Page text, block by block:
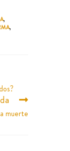
,
,
muerte